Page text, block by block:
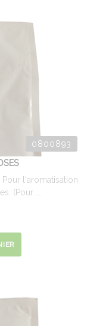
0800893
l'aromatisation
(Pour ...